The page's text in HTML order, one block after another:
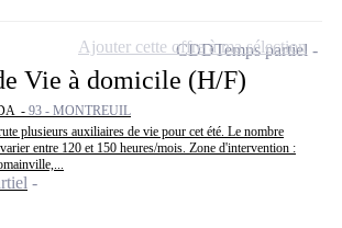
Vie à domicile (H/F)
- 93 - MONTREUIL
plusieurs auxiliaires de vie pour cet été. Le nombre
entre 120 et 150 heures/mois. Zone d'intervention :
CDDTemps partiel
Ajouter cette offre à ma sélection